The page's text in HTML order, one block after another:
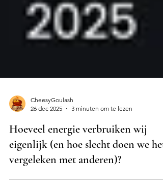
CheesyGoulash
26 dec 2025
3 minuten om te lezen
Hoeveel energie verbruiken wij
eigenlijk (en hoe slecht doen we het